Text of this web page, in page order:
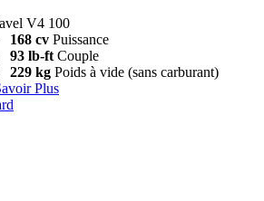
V4 100
168 cv Puissance
93 lb-ft Couple
229 kg Poids à vide (sans carburant)
Plus